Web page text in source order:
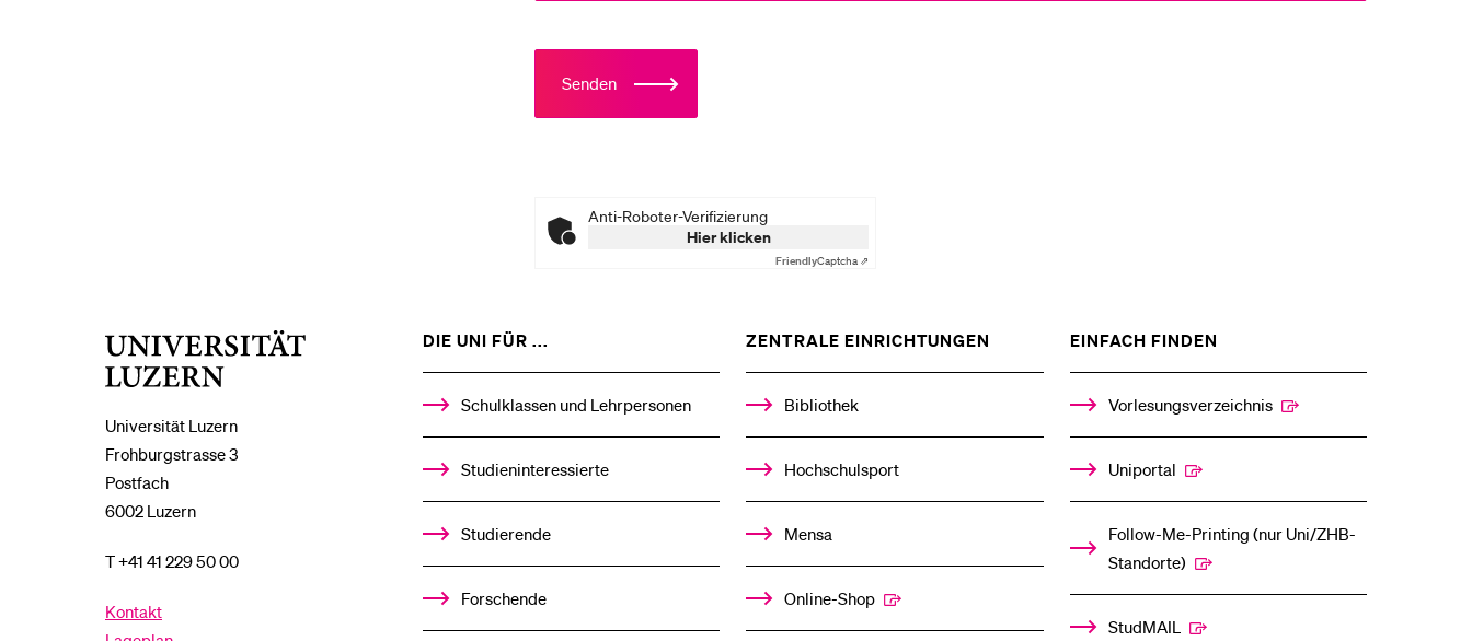
Senden
Anti-Roboter-Verifizierung
Hier klicken
FriendlyCaptcha ⇗
Universität Luzern
Frohburgstrasse 3
Postfach
6002 Luzern
T +41 41 229 50 00
Kontakt
DIE UNI FÜR ...
%1$S
UNTERMENÜ
Schulklassen und Lehrpersonen
Studieninteressierte
Studierende
Forschende
ZENTRALE EINRICHTUNGEN
%1$S
UNTERMENÜ
Bibliothek
Hochschulsport
Mensa
Online-Shop
EINFACH FINDEN
%1$S
UNTERMENÜ
Vorlesungsverzeichnis
Uniportal
Follow-Me-Printing­ ­(nur Uni/ZHB-
Standorte)
StudMAIL